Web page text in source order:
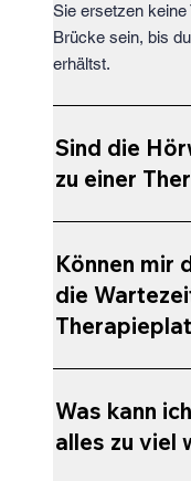
Sie ersetzen keine
Brücke sein, bis
erhältst.
Sind die
zu einer
Können mir
die
Was kann
alles zu viel